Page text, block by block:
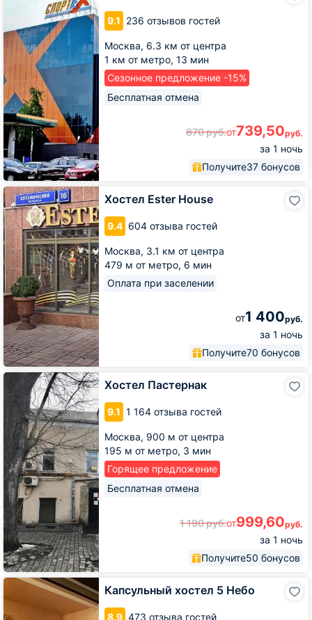
9.1 236 отзывов гостей
Москва, 6.3 км от центра
1 км от метро, 13 мин
Сезонное предложение -15%
Бесплатная отмена
870руб.от739,50руб.
за 1 ночь
Получите37 бонусов
Хостел Ester House
9.4 604 отзыва гостей
Москва, 3.1 км от центра
479 м от метро, 6 мин
Оплата при заселении
от1 400руб.
за 1 ночь
Получите70 бонусов
Хостел
Ester
House
Хостел Пастернак
9.1 1 164 отзыва гостей
Москва, 900 м от центра
195 м от метро, 3 мин
Горящее предложение
Бесплатная отмена
1 190руб.от999,60руб.
за 1 ночь
Получите50 бонусов
Хостел
Пастернак
Капсульный хостел 5 Небо
8.9 473 отзыва гостей
Капсульный
хостел